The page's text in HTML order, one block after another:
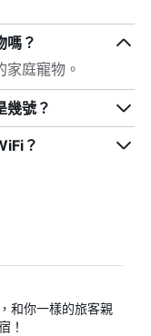
嗎？
庭寵物。
幾號？
？
和你一樣的旅客親
！